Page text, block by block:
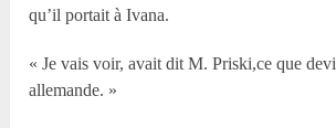
qu’il portait à Ivana.
« Je vais voir, avait dit M. Priski,ce que
allemande. »